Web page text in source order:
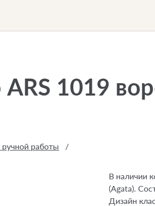
1019
работы /
В наличии
(Agata).
Дизайн